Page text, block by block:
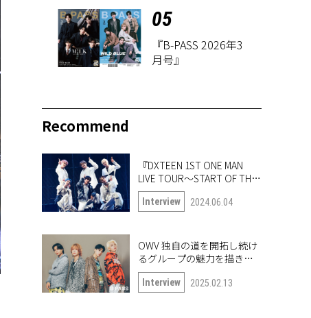
月27日に発売
05
『B-PASS 2026年3
月号』
Recommend
『DXTEEN 1ST ONE MAN
LIVE TOUR〜START OF THE
QUEST〜』開幕！ ツアー中
の6人に突撃!!
Interview 2024.06.04
OWV 独自の道を開拓し続け
るグループの魅力を描き出
したナンバー「Frontier」
Interview 2025.02.13